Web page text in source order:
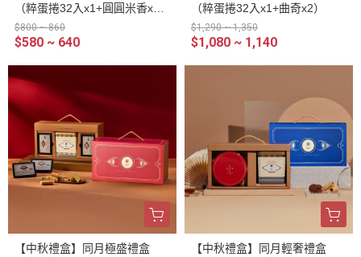
（粹蛋捲32入x1+圓圓米香x
2）
$800 ~ 860
$580 ~ 640
（粹蛋捲32入x1+曲奇x2）
$1,290 ~ 1,350
$1,080 ~ 1,140
【中秋禮盒】同月極盛禮盒
【中秋禮盒】同月輕奢禮盒